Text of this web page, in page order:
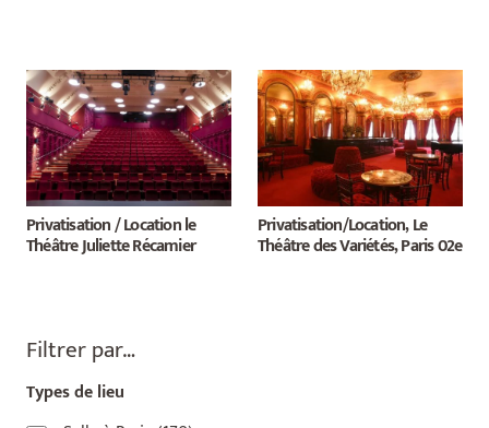
Privatisation / Location le
Théâtre Juliette Récamier
Privatisation/Location, Le
Théâtre des Variétés, Paris 02e
Filtrer par…
Types de lieu